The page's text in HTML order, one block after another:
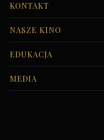
KONTAKT
NASZE KINO
EDUKACJA
MEDIA